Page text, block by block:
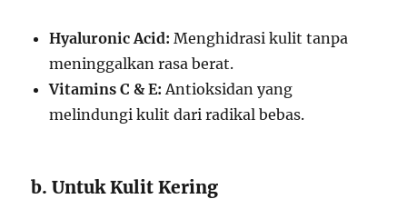
Hyaluronic Acid: Menghidrasi kulit tanpa
meninggalkan rasa berat.
Vitamins C & E: Antioksidan yang
melindungi kulit dari radikal bebas.
b. Untuk Kulit Kering